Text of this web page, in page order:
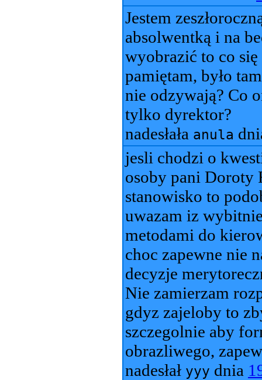
Jestem
absolwentką i na
wyobrazić to co
pamiętam, było
nie odzywają? Co
tylko dyrektor?
nadesłała anula
jesli chodzi o
osoby pani Doroty
stanowisko to
uwazam iz
metodami do
choc zapewne nie
decyzje
Nie zamierzam
gdyz zajeloby to
szczegolnie aby
obrazliwego,
nadesłał yyy dnia